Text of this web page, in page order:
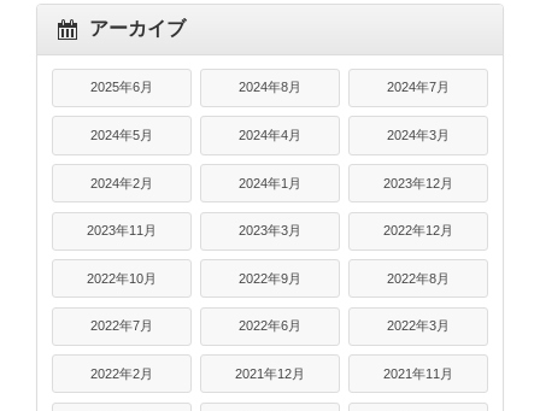
アーカイブ
2025年6月 2024年8月 2024年7月
2024年5月 2024年4月 2024年3月
2024年2月 2024年1月 2023年12月
2023年11月 2023年3月 2022年12月
2022年10月 2022年9月 2022年8月
2022年7月 2022年6月 2022年3月
2022年2月 2021年12月 2021年11月